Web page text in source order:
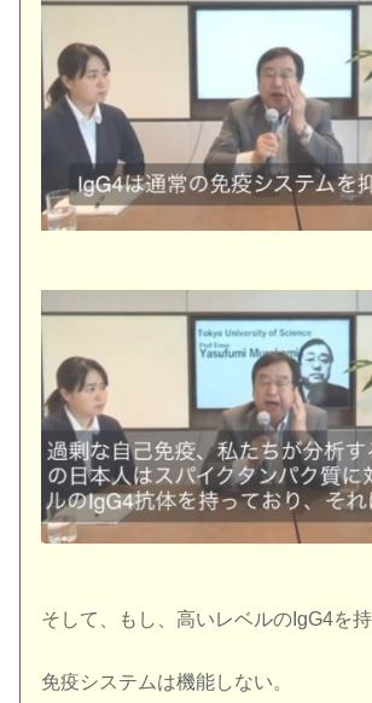
そして、もし、高いレベルのIgG4を持
免疫システムは機能しない。